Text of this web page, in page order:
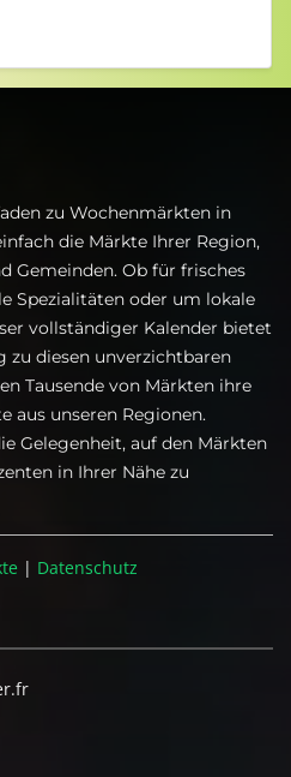
zu Wochenmärkten in
die Märkte Ihrer Region,
Gemeinden. Ob für frisches
Spezialitäten oder um lokale
vollständiger Kalender bietet
zu diesen unverzichtbaren
Tausende von Märkten ihre
aus unseren Regionen.
Gelegenheit, auf den Märkten
in Ihrer Nähe zu
| Datenschutz